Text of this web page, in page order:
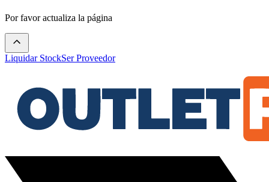
Por favor actualiza la página
Liquidar StockSer Proveedor